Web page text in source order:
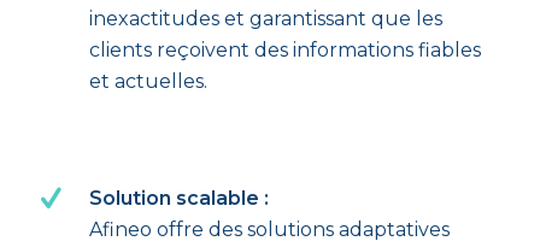
inexactitudes et garantissant que les
clients reçoivent des informations fiables
et actuelles.
Solution scalable :
Afineo offre des solutions adaptatives